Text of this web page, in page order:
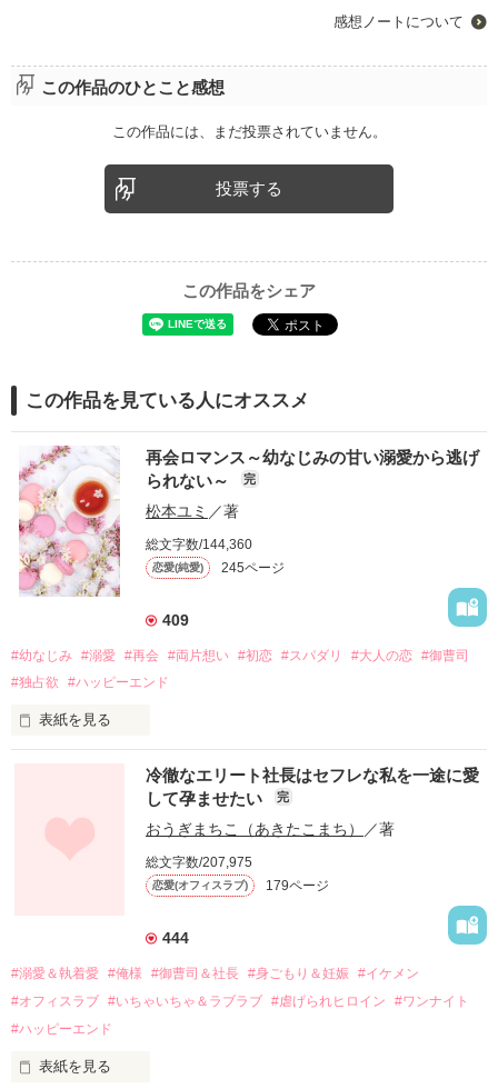
感想ノートについて
この作品のひとこと感想
この作品には、まだ投票されていません。
投票する
この作品をシェア
この作品を見ている人にオススメ
再会ロマンス～幼なじみの甘い溺愛から逃げ
られない～
完
松本ユミ ／著
総文字数/144,360
恋愛(純愛) 245ページ
409
#幼なじみ #溺愛 #再会 #両片想い #初恋 #スパダリ #大人の恋 #御曹司
#独占欲
#ハッピーエンド
表紙を見る
幼なじみの哲平に淡い恋心を抱いていた美桜。
しかし、ある出来事をきっかけに二人の関係は壊れてしまう。
関係修復もできないまま、美桜は両親の離婚によって
引っ越すことになり、哲平とも離れ離れになった。
それから約十二年後。
過去の傷から、二度と会いたくないと思っていた哲平に
運命のような再会を果たす。
酔った勢いで一夜を共にしてしまった。
さらに、美桜が初めてだと知った哲平は
冷徹なエリート社長はセフレな私を一途に愛
して孕ませたい
完
おうぎまちこ（あきたこまち） ／著
総文字数/207,975
恋愛(オフィスラブ) 179ページ
444
#溺愛＆執着愛 #俺様 #御曹司＆社長 #身ごもり＆妊娠 #イケメン
#オフィスラブ #いちゃいちゃ＆ラブラブ #虐げられヒロイン
#ワンナイト
#ハッピーエンド
表紙を見る